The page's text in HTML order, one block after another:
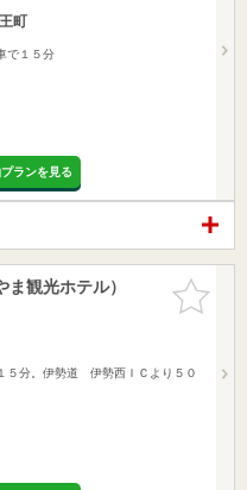
町
で１５分
ランを見る
お気に入
りに追加
観光ホテル）
５分。伊勢道 伊勢西ＩＣより５０